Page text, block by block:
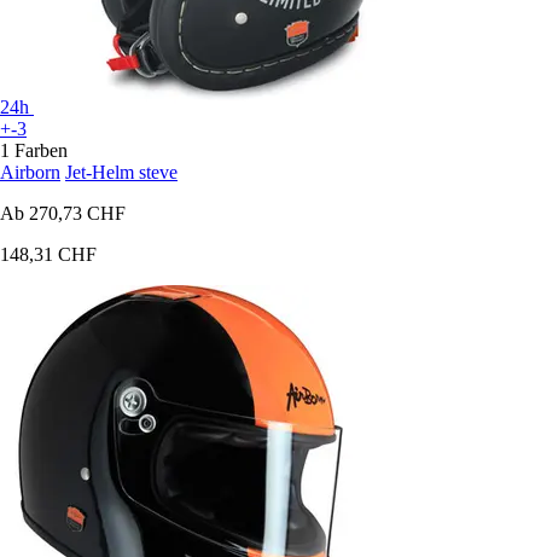
24h
+-3
1 Farben
Airborn Jet-Helm steve
Ab 270,73 CHF
148,31 CHF